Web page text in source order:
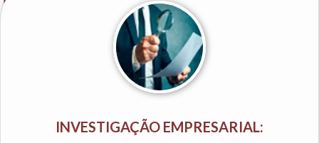
INVESTIGAÇÃO EMPRESARIAL: